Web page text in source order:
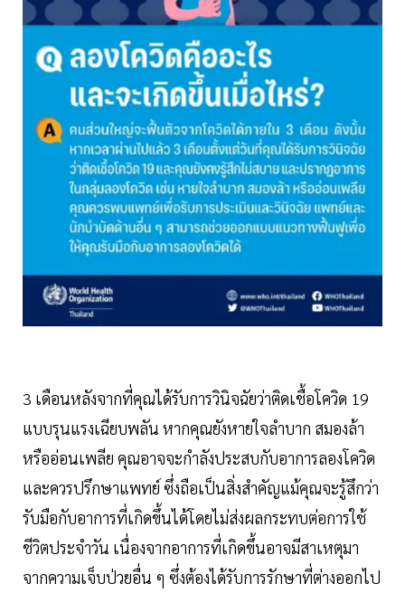
3 เดือนหลังจากที่คุณได้รับการวินิจฉัยว่าติดเชื้อโควิด 19
แบบรุนแรงเฉียบพลัน หากคุณยังหายใจลำบาก สมองล้า
หรืออ่อนเพลีย คุณอาจจะกำลังประสบกับอาการลองโควิด
และควรปรึกษาแพทย์ ซึ่งถือเป็นสิ่งสำคัญแม้คุณจะรู้สึกว่า
รับมือกับอาการที่เกิดขึ้นได้โดยไม่ส่งผลกระทบต่อการใช้
ชีวิตประจำวัน เนื่องจากอาการที่เกิดขึ้นอาจมีสาเหตุมา
จากความเจ็บป่วยอื่น ๆ ซึ่งต้องได้รับการรักษาที่ต่างออกไป